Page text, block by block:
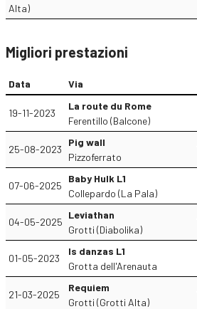
Alta)
Migliori prestazioni
Data Via
19-11-2023
La route du Rome
Ferentillo (Balcone)
25-08-2023
Pig wall
Pizzoferrato
07-06-2025
Baby Hulk L1
Collepardo (La Pala)
04-05-2025
Leviathan
Grotti (Diabolika)
01-05-2023
Is danzas L1
Grotta dell'Arenauta
21-03-2025
Requiem
Grotti (Grotti Alta)